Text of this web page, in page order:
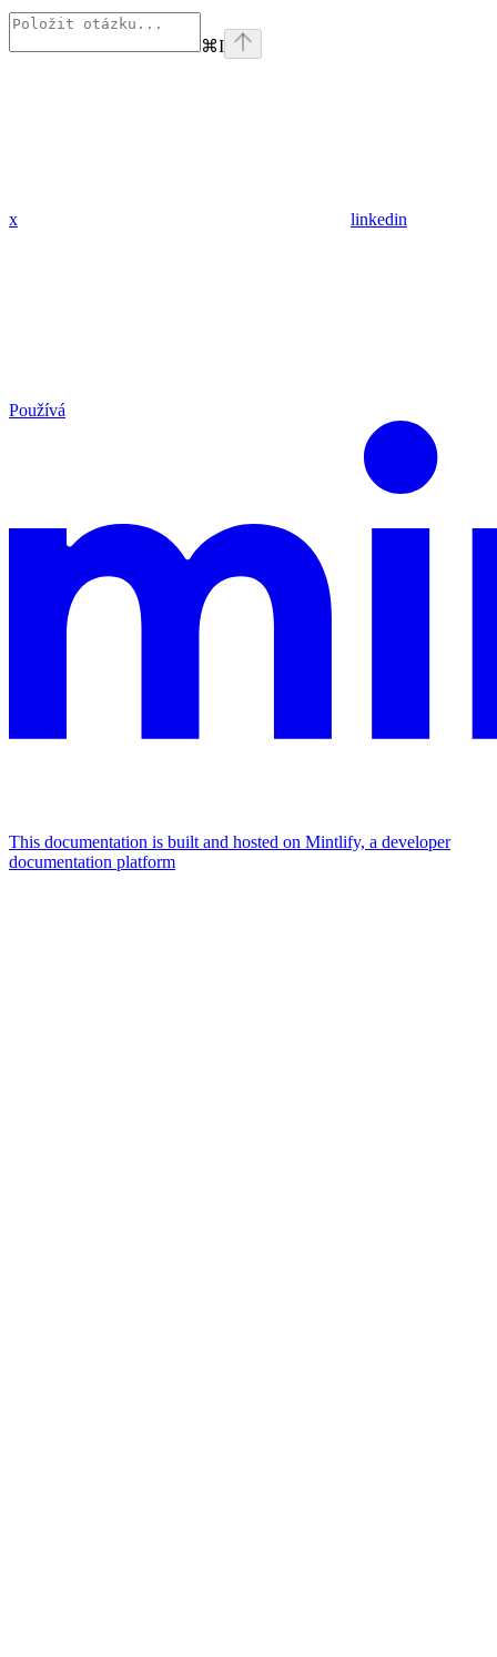
⌘I
x linkedin
Používá
This documentation is built and hosted on Mintlify, a developer
documentation platform